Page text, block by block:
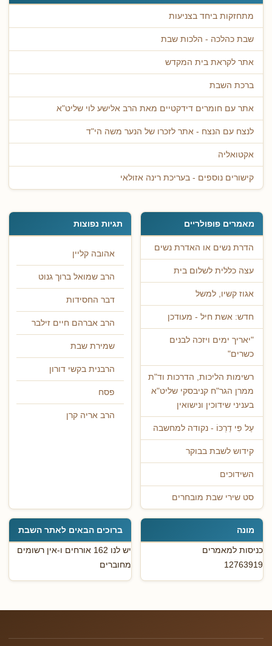
מתחזקות ביחד בצניעות
שבת כהלכה - הלכות שבת
אתר לקראת בית המקדש
ברכת השבת
אתר עם חומרים דידקטיים מאת הרב אלישע לוי שליט"א
לנצח עם הנצח - אתר לזכרו של הנער משה הי"ד
אקטואליה
קישורים נוספים - בעריכת רינה אזולאי
מאמרים פופולריים
הדרת נשים או האדרת נשים
עצה כללית לשלום בית
אגוז קשיו, למשל
חדש: אשת חיל - מעודכן
"יאריך ימים ויזכה לבנים
כשרים"
רשימות הליכות, הדרכות וד"ת
ממרן הגר"ח קניבסקי שליט"א
בעניני שידוכין ונישואין
עַל פִּי דַרְכּוֹ - נקודה למחשבה
קידוש לשבת בבוקר
השידוכים
סט שירי שבת מובחרים
תגיות נפוצות
אהובה קליין
הרב שמואל ברוך גנוט
דבר החסידות
הרב אברהם חיים זילבר
שמירת שבת
הרבנית בקשי דורון
פסח
הרב אריה קרן
מונה
כניסות למאמרים
12763919
ברוכים הבאים לאתר השבת
יש לנו 162 אורחים ו-אין רשומים
מחוברים